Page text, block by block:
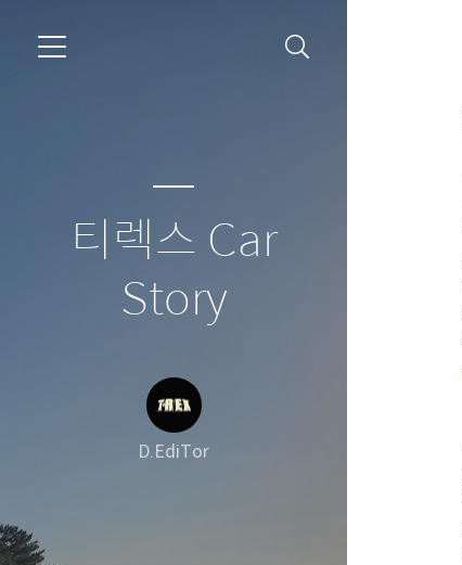
티렉스 Car
Story
D.EdiTor